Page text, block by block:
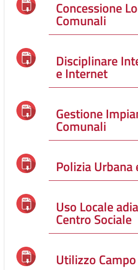
Concessione
Comunali
Disciplinare
e Internet
Gestione
Comunali
Polizia Urbana
Uso Locale
Centro Sociale
Utilizzo